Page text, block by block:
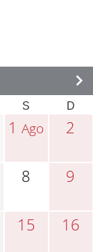
S D
1Ago 2
8 9
15 16